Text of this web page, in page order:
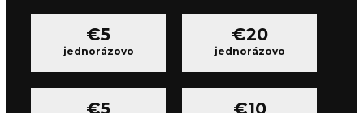
€5
jednorázovo
€20
jednorázovo
€5 €10